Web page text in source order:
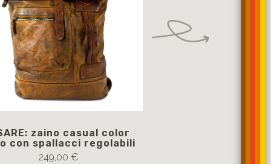
zaino casual color
con spallacci regolabili
249,00 €